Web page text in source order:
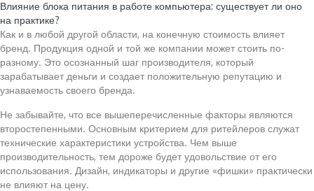
Влияние блока питания в работе компьютера: существует ли оно
на практике?
Как и в любой другой области, на конечную стоимость влияет
бренд. Продукция одной и той же компании может стоить по-
разному. Это осознанный шаг производителя, который
зарабатывает деньги и создает положительную репутацию и
узнаваемость своего бренда.
Не забывайте, что все вышеперечисленные факторы являются
второстепенными. Основным критерием для ритейлеров служат
технические характеристики устройства. Чем выше
производительность, тем дороже будет удовольствие от его
использования. Дизайн, индикаторы и другие «фишки» практически
не влияют на цену.